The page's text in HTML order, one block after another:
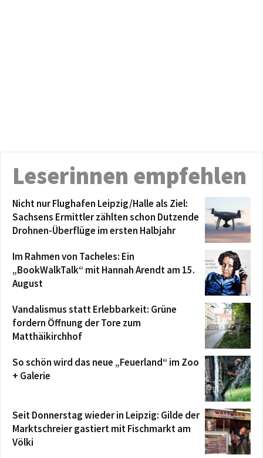
Leserinnen empfehlen
Nicht nur Flughafen Leipzig/Halle als Ziel:
Sachsens Ermittler zählten schon Dutzende
Drohnen-Überflüge im ersten Halbjahr
Im Rahmen von Tacheles: Ein
„BookWalkTalk“ mit Hannah Arendt am 15.
August
Vandalismus statt Erlebbarkeit: Grüne
fordern Öffnung der Tore zum
Matthäikirchhof
So schön wird das neue „Feuerland“ im Zoo
+ Galerie
Seit Donnerstag wieder in Leipzig: Gilde der
Marktschreier gastiert mit Fischmarkt am
Völki